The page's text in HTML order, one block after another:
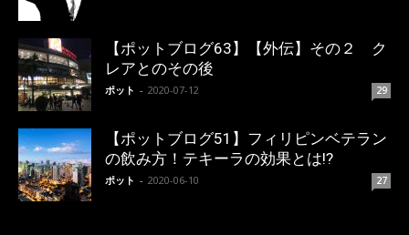
【ポットブログ63】【外伝】その２ ク
レアとのその後
ポット - 2020-07-12 29
【ポットブログ51】フィリピンベテラン
の飲み方！テキーラの効果とは!?
ポット - 2020-06-10 27